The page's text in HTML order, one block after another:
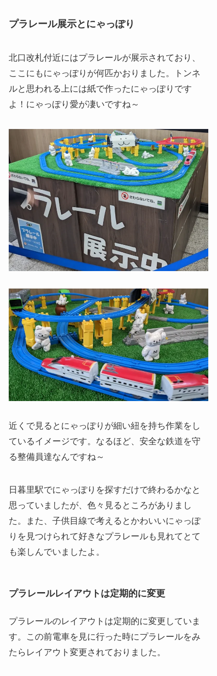
プラレール展示とにゃっぽり
北口改札付近にはプラレールが展示されており、
ここにもにゃっぽりが何匹かおりました。トンネ
ルと思われる上には紙で作ったにゃっぽりです
よ！にゃっぽり愛が凄いですね～
近くで見るとにゃっぽりが細い紐を持ち作業をし
ているイメージです。なるほど、安全な鉄道を守
る整備員達なんですね～
日暮里駅でにゃっぽりを探すだけで終わるかなと
思っていましたが、色々見るところがありまし
た。また、子供目線で考えるとかわいいにゃっぽ
りを見つけられて好きなプラレールも見れてとて
も楽しんでいましたよ。
プラレールレイアウトは定期的に変更
プラレールのレイアウトは定期的に変更していま
す。この前電車を見に行った時にプラレールをみ
たらレイアウト変更されておりました。